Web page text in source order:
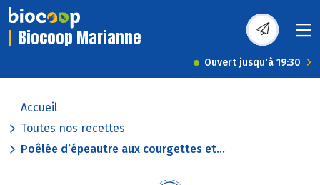
Biocoop Marianne
Ouvert jusqu'à 19:30
Accueil
Toutes nos recettes
Poêlée d’épeautre aux courgettes et...